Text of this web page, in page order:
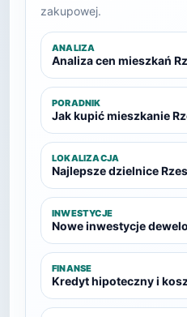
zakupowej.
ANALIZA
Analiza cen mieszkań
PORADNIK
Jak kupić mieszkanie
LOKALIZACJA
Najlepsze dzielnice
INWESTYCJE
Nowe inwestycje
FINANSE
Kredyt hipoteczny i